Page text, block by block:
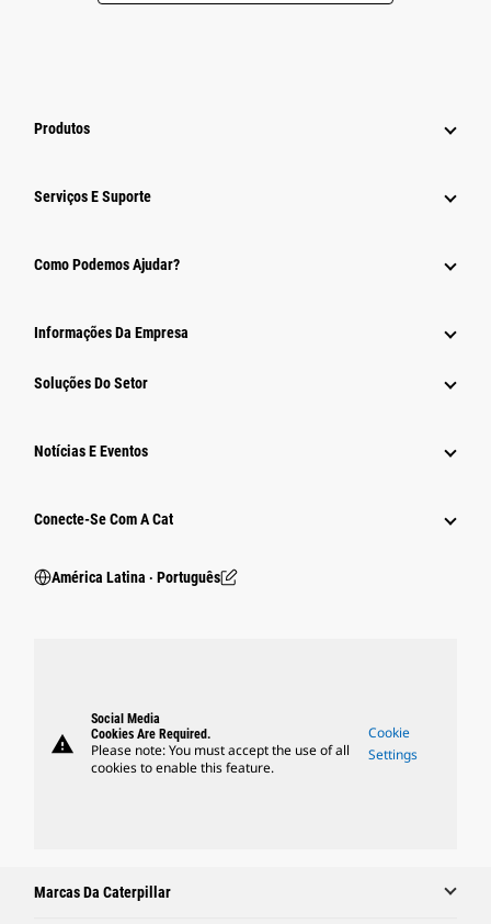
Produtos
Serviços E Suporte
Como Podemos Ajudar?
Informações Da Empresa
Soluções Do Setor
Notícias E Eventos
Conecte-Se Com A Cat
América Latina ‧ Português
warning
Social Media
Cookies Are Required.
Please note: You must accept the use of all
cookies to enable this feature.
Cookie
Settings
Marcas Da Caterpillar